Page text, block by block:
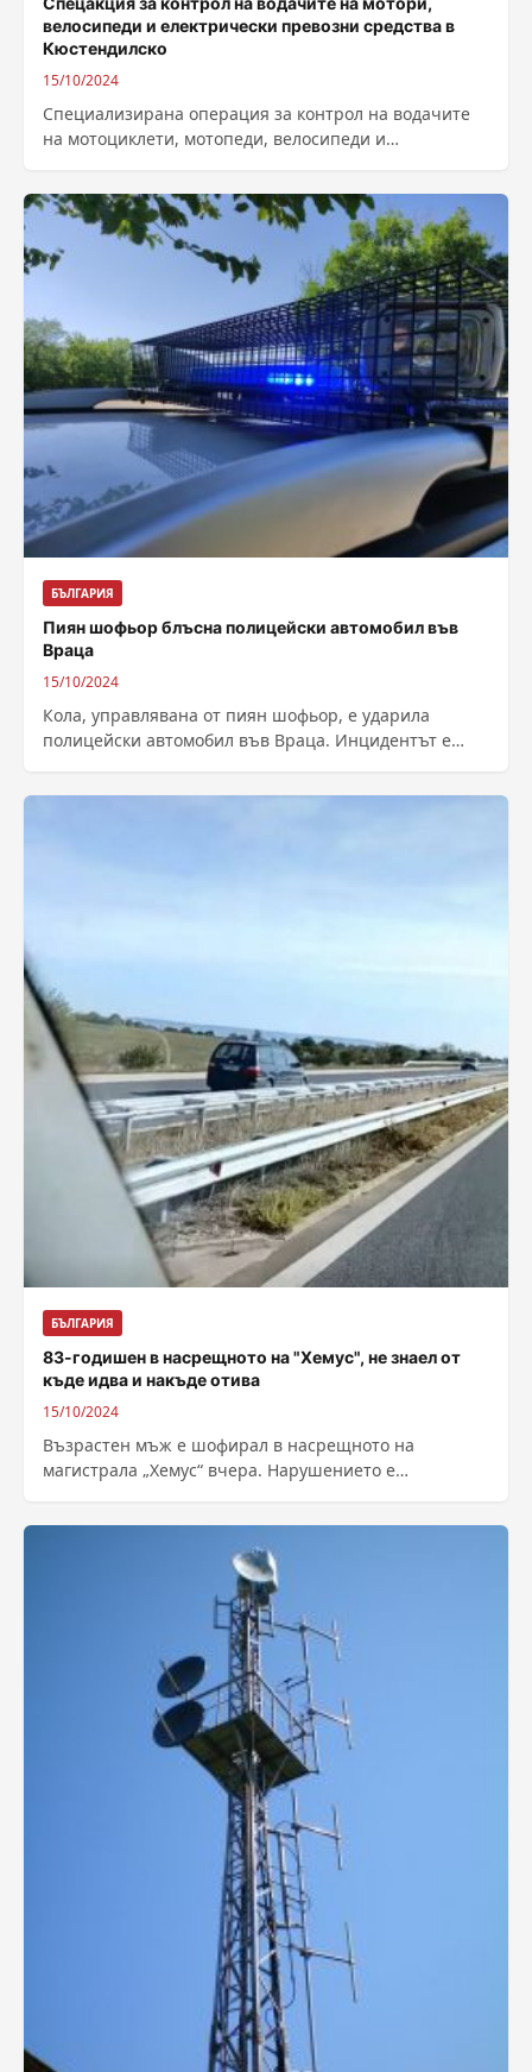
велосипеди и електрически превозни средства в
Кюстендилско
15/10/2024
Специализирана операция за контрол на водачите
на мотоциклети, мотопеди, велосипеди и
БЪЛГАРИЯ
Пиян шофьор блъсна полицейски автомобил във
Враца
15/10/2024
Кола, управлявана от пиян шофьор, е ударила
полицейски автомобил във Враца. Инцидентът е
БЪЛГАРИЯ
83-годишен в насрещното на "Хемус", не знаел от
къде идва и накъде отива
15/10/2024
Възрастен мъж е шофирал в насрещното на
магистрала „Хемус“ вчера. Нарушението е
посока...